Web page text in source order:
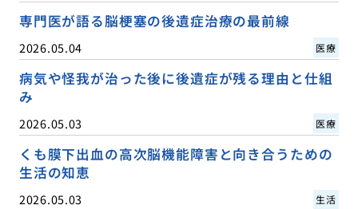
専門医が語る脳梗塞の後遺症治療の最前線
2026.05.04 医療
病気や怪我が治った後に後遺症が残る理由と仕組
み
2026.05.03 医療
くも膜下出血の高次脳機能障害と向き合うための
生活の知恵
2026.05.03 生活